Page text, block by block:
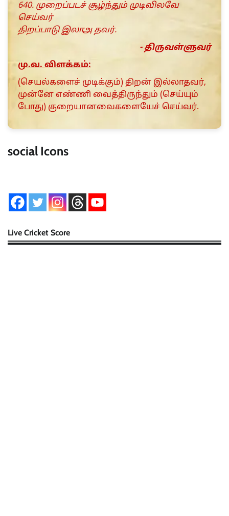
640. முறைப்படச் சூழ்ந்தும் முடிவிலவே
செய்வர்
திறப்பாடு இலாஅ தவர்.
- திருவள்ளுவர்
மு.வ. விளக்கம்:
(செயல்களைச் முடிக்கும்) திறன் இல்லாதவர்,
முன்னே எண்ணி வைத்திருந்தும் (செய்யும்
போது) குறையானவைகளையேச் செய்வர்.
social Icons
Live Cricket Score